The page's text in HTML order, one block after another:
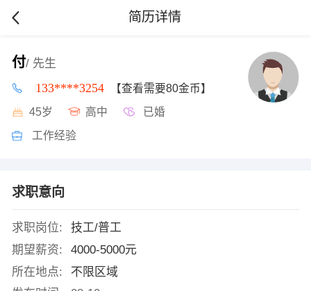
简历详情
付/ 先生
133****3254 【查看需要80金币】
45岁 高中 已婚
工作经验
求职意向
求职岗位:
技工/普工
期望薪资:
4000-5000元
所在地点:
不限区域